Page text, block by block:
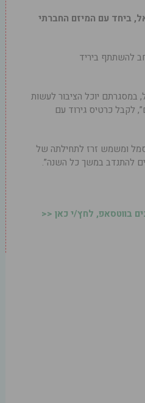
ביחד עם המיזם החברתי
להשתתף ביריד
במסגרתם יוכל הציבור לעשות
לקבל כרטיס גירוד עם
סמל ומשמש זרז לתחילתה של
להתנדב במשך כל השנה”.
בווטסאפ, לחץ/י כאן <<